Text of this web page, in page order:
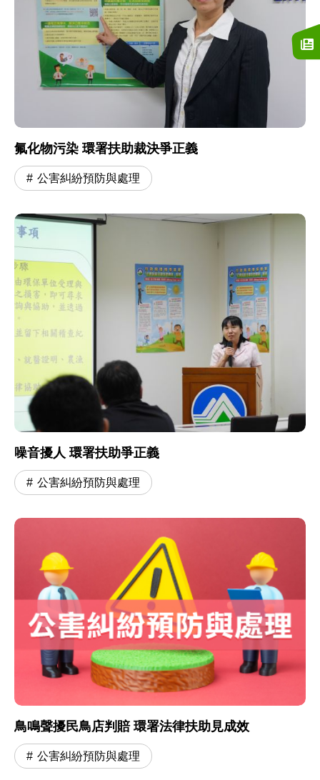
氟化物污染 環署扶助裁決爭正義
公害糾紛預防與處理
噪音擾人 環署扶助爭正義
公害糾紛預防與處理
鳥鳴聲擾民鳥店判賠 環署法律扶助見成效
公害糾紛預防與處理